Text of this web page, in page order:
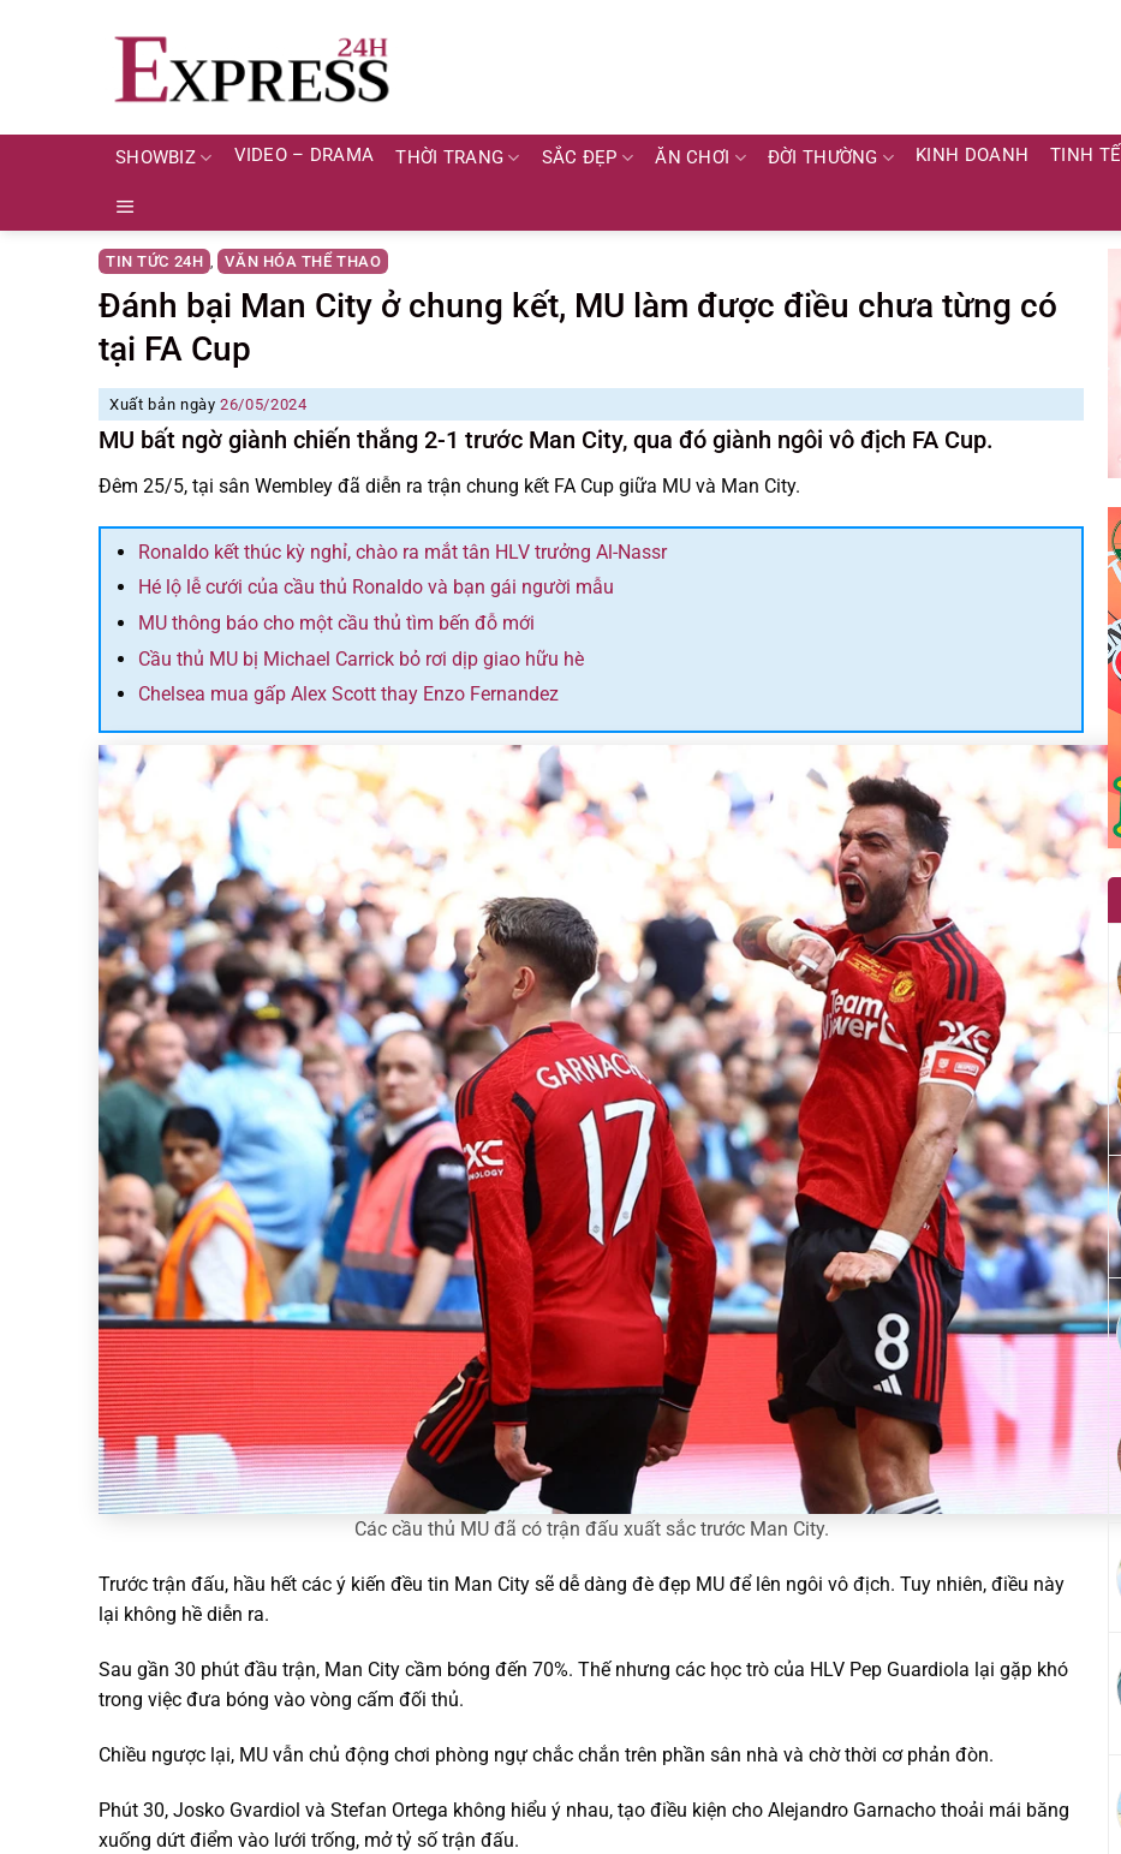
SHOWBIZ VIDEO – DRAMA THỜI TRANG SẮC ĐẸP ĂN CHƠI ĐỜI THƯỜNG KINH DOANH TINH TẾ
TIN TỨC 24H , VĂN HÓA THỂ THAO
Đánh bại Man City ở chung kết, MU làm được điều chưa từng có
tại FA Cup
Xuất bản ngày26/05/2024
MU bất ngờ giành chiến thắng 2-1 trước Man City, qua đó giành ngôi vô địch FA Cup.
Đêm 25/5, tại sân Wembley đã diễn ra trận chung kết FA Cup giữa MU và Man City.
Ronaldo kết thúc kỳ nghỉ, chào ra mắt tân HLV trưởng Al-Nassr
Hé lộ lễ cưới của cầu thủ Ronaldo và bạn gái người mẫu
MU thông báo cho một cầu thủ tìm bến đỗ mới
Cầu thủ MU bị Michael Carrick bỏ rơi dịp giao hữu hè
Chelsea mua gấp Alex Scott thay Enzo Fernandez
Các cầu thủ MU đã có trận đấu xuất sắc trước Man City.
Trước trận đấu, hầu hết các ý kiến đều tin Man City sẽ dễ dàng đè đẹp MU để lên ngôi vô địch. Tuy nhiên, điều này
lại không hề diễn ra.
Sau gần 30 phút đầu trận, Man City cầm bóng đến 70%. Thế nhưng các học trò của HLV Pep Guardiola lại gặp khó
trong việc đưa bóng vào vòng cấm đối thủ.
Chiều ngược lại, MU vẫn chủ động chơi phòng ngự chắc chắn trên phần sân nhà và chờ thời cơ phản đòn.
Phút 30, Josko Gvardiol và Stefan Ortega không hiểu ý nhau, tạo điều kiện cho Alejandro Garnacho thoải mái băng
xuống dứt điểm vào lưới trống, mở tỷ số trận đấu.